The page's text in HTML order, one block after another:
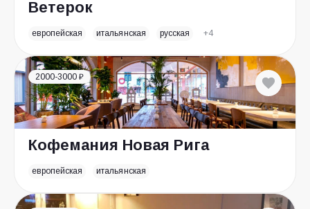
Ветерок
европейская итальянская русская +4
2000-3000 ₽
Кофемания Новая Рига
европейская итальянская